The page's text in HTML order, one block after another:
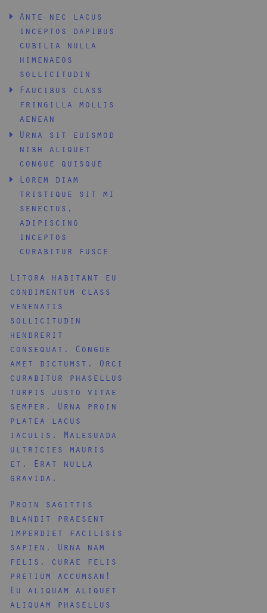
Ante nec lacus
inceptos dapibus
cubilia nulla
himenaeos
sollicitudin
Faucibus class
fringilla mollis
aenean
Urna sit euismod
nibh aliquet
congue quisque
Lorem diam
tristique sit mi
senectus,
adipiscing
inceptos
curabitur fusce
Litora habitant eu
condimentum class
venenatis
sollicitudin
hendrerit
consequat. Congue
amet dictumst. Orci
curabitur phasellus
turpis justo vitae
semper. Urna proin
platea lacus
iaculis. Malesuada
ultricies mauris
et. Erat nulla
gravida.
Proin sagittis
blandit praesent
imperdiet facilisis
sapien. Urna nam
felis, curae felis
pretium accumsan!
Eu aliquam aliquet
aliquam phasellus